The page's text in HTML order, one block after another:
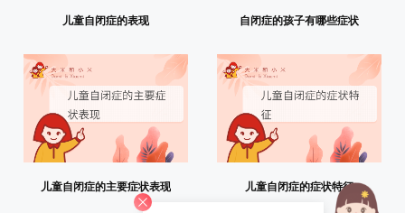
儿童自闭症的表现 自闭症的孩子有哪些症状
儿童自闭症的主要症状表现 儿童自闭症的症状特征